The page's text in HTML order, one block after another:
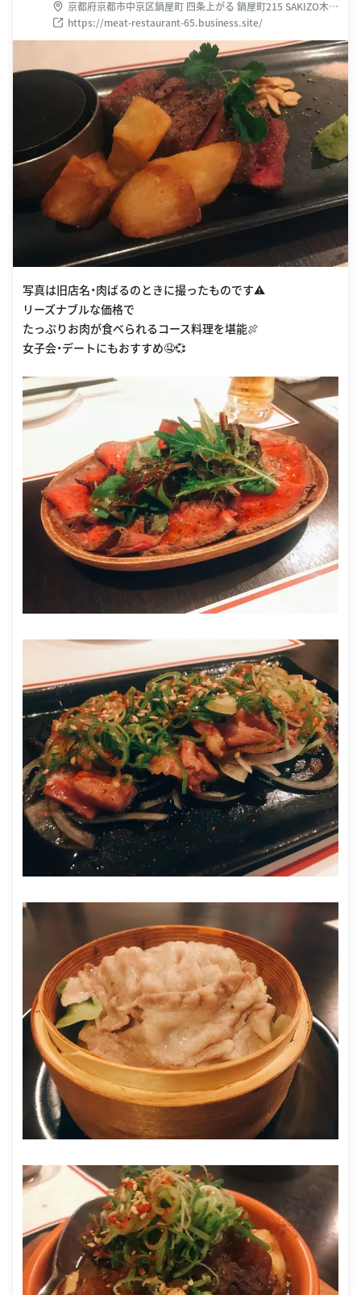
京都府京都市中京区鍋屋町 四条上がる 鍋屋町215 SAKIZO木屋
町ビル3F
https://meat-restaurant-65.business.site/
写真は旧店名・肉ばるのときに撮ったものです⚠️
リーズナブルな価格で
たっぷりお肉が食べられるコース料理を堪能🍖
女子会・デートにもおすすめ🤤💞